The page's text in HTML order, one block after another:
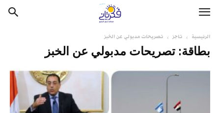
الرئيسية تاجز تصريحات مدبولي عن الخبز
بطاقة: تصريحات مدبولي عن الخبز